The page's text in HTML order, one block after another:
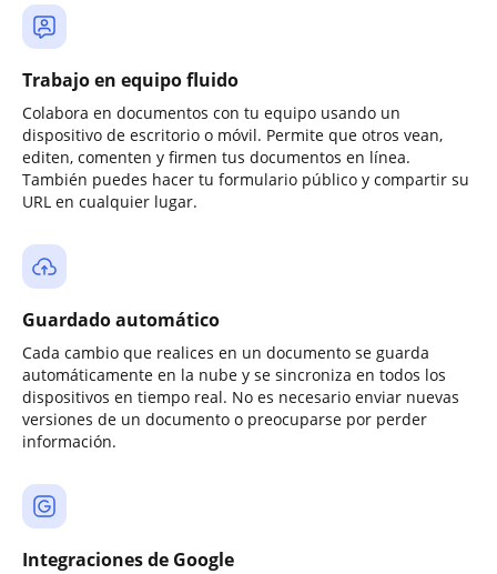
Trabajo en equipo fluido
Colabora en documentos con tu equipo usando un
dispositivo de escritorio o móvil. Permite que otros vean,
editen, comenten y firmen tus documentos en línea.
También puedes hacer tu formulario público y compartir su
URL en cualquier lugar.
Guardado automático
Cada cambio que realices en un documento se guarda
automáticamente en la nube y se sincroniza en todos los
dispositivos en tiempo real. No es necesario enviar nuevas
versiones de un documento o preocuparse por perder
información.
Integraciones de Google